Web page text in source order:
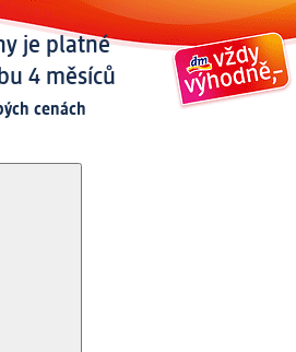
je platné
4 měsíců
cenách